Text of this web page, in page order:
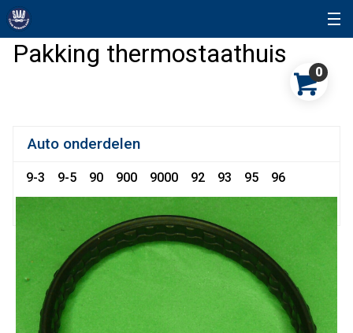
Pakking thermostaathuis
0
Auto onderdelen
9-3 9-5 90 900 9000 92 93 95 96
99